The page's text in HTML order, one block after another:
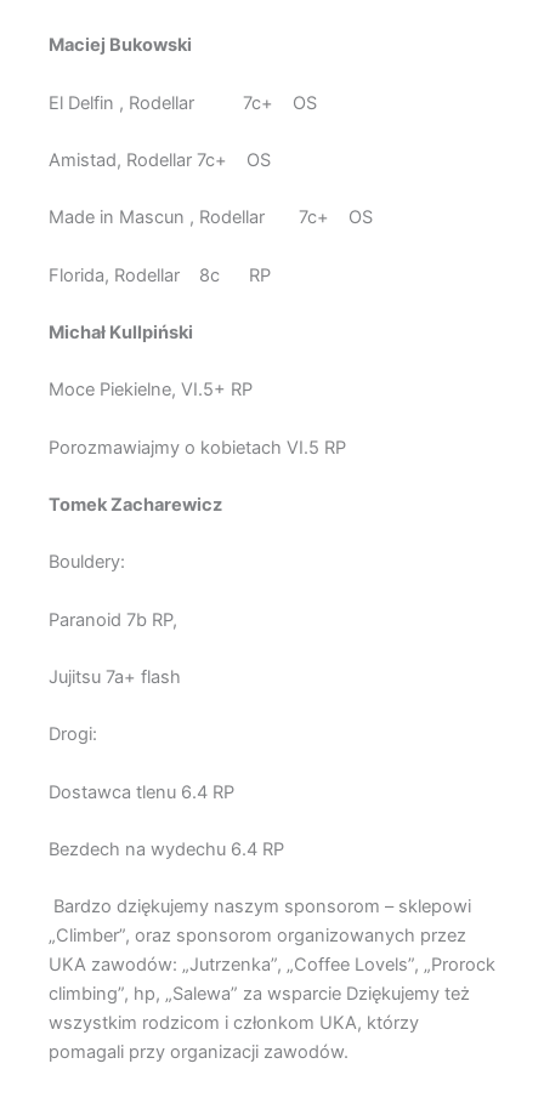
Maciej Bukowski
El Delfin , Rodellar 7c+ OS
Amistad, Rodellar 7c+ OS
Made in Mascun , Rodellar 7c+ OS
Florida, Rodellar 8c RP
Michał Kullpiński
Moce Piekielne, VI.5+ RP
Porozmawiajmy o kobietach VI.5 RP
Tomek Zacharewicz
Bouldery:
Paranoid 7b RP,
Jujitsu 7a+ flash
Drogi:
Dostawca tlenu 6.4 RP
Bezdech na wydechu 6.4 RP
Bardzo dziękujemy naszym sponsorom – sklepowi
„Climber”, oraz sponsorom organizowanych przez
UKA zawodów: „Jutrzenka”, „Coffee Lovels”, „Prorock
climbing”, hp, „Salewa” za wsparcie Dziękujemy też
wszystkim rodzicom i członkom UKA, którzy
pomagali przy organizacji zawodów.